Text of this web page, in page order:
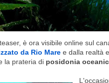
è ora visibile online sul
da Rio Mare e dalla realtà
la prateria di posidonia